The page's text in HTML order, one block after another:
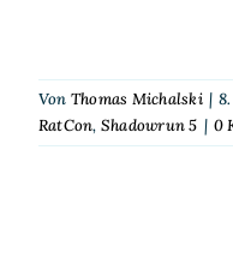
Von Thomas Michalski |
RatCon, Shadowrun 5 | 0